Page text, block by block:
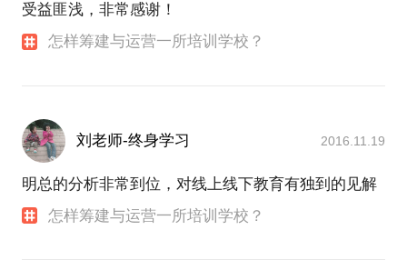
受益匪浅，非常感谢！
怎样筹建与运营一所培训学校？
刘老师-终身学习 2016.11.19
明总的分析非常到位，对线上线下教育有独到的见解
怎样筹建与运营一所培训学校？